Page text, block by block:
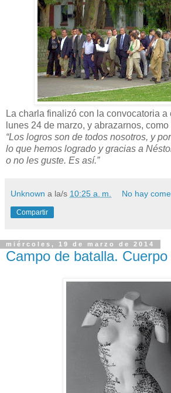
La charla finalizó con la convocatoria a
lunes 24 de marzo, y abrazarnos,
“Los logros son de todos nosotros, y
lo que hemos logrado y gracias a
o no les guste. Es así.”
Unknown a la/s 10:25 a. m. No hay
Compartir
miércoles, 19 de marzo de 2014
Campo de batalla.